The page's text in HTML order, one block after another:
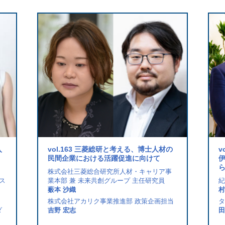
vol.163 三菱総研と考える、博士人材の
民間企業における活躍促進に向けて
株式会社三菱総合研究所人材・キャリア事
業本部 兼 未来共創グループ 主任研究員
薮本 沙織
株式会社アカリク事業推進部 政策企画担当
吉野 宏志